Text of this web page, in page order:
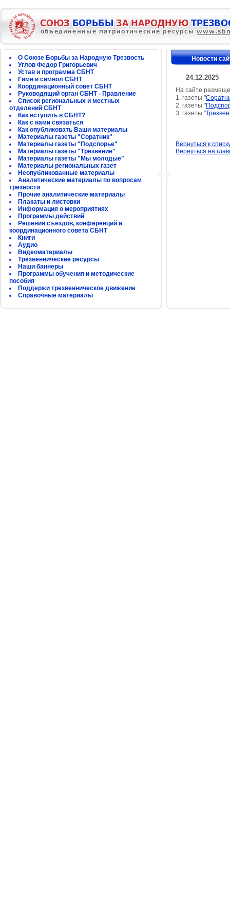
О Союзе Борьбы за Народную Трезвость
Углов Федор Григорьевич
Устав и программа СБНТ
Гимн и символ СБНТ
Координационный совет СБНТ
Руководящий орган СБНТ - Правление
Список региональных и местных
отделений СБНТ
Как вступить в СБНТ?
Как с нами связаться
Как опубликовать Ваши материалы
Материалы газеты "Соратник"
Материалы газеты "Подспорье"
Материалы газеты "Трезвение"
Материалы газеты "Мы молодые"
Материалы региональных газет
Неопубликованные материалы
Аналитические материалы по вопросам
трезвости
Прочие аналитические материалы
Плакаты и листовки
Информация о мероприятиях
Программы действий
Решения съездов, конференций и
координационного совета СБНТ
Книги
Аудио
Видеоматериалы
Трезвеннические ресурсы
Наши баннеры
Программы обучения и методические
пособия
Поддержи трезвенническое движение
Справочные материалы
Новости
24.12.2025
На сайте
1. газеты "
2. газеты "
3. газеты "
Вернуться к
Вернуться на